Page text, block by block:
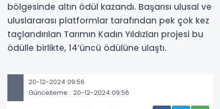
bölgesinde altın ödül kazandı. Başarısı ulusal ve
uluslararası platformlar tarafından pek çok kez
taçlandırılan Tarımın Kadın Yıldızları projesi bu
ödülle birlikte, 14’üncü ödülüne ulaştı.
20-12-2024 09:56
Güncelleme : 20-12-2024 09:56